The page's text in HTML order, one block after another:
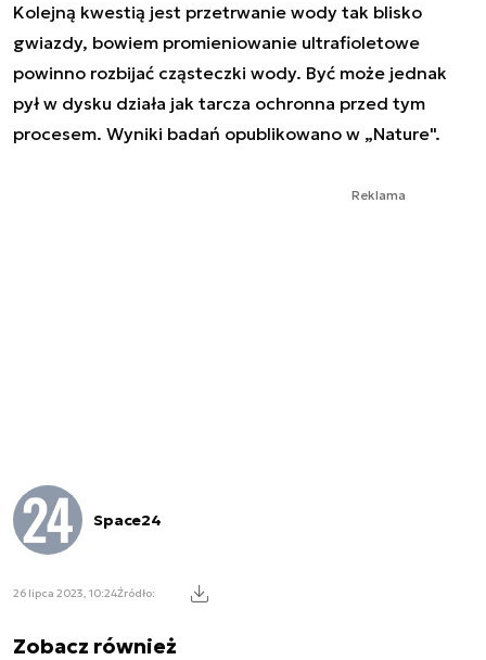
Kolejną kwestią jest przetrwanie wody tak blisko
gwiazdy, bowiem promieniowanie ultrafioletowe
powinno rozbijać cząsteczki wody. Być może jednak
pył w dysku działa jak tarcza ochronna przed tym
procesem. Wyniki badań opublikowano w „Nature".
Reklama
Space24
26 lipca 2023, 10:24Źródło:
Zobacz również